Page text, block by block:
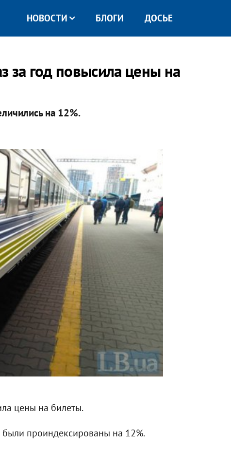
НОВОСТИ БЛОГИ ДОСЬЕ
за год повысила цены на
на 12%.
цены на билеты.
были проиндексированы на 12%.